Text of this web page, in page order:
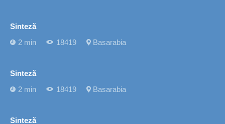
Sinteză
2 min
18419 Basarabia
Sinteză
2 min
18419 Basarabia
Sinteză